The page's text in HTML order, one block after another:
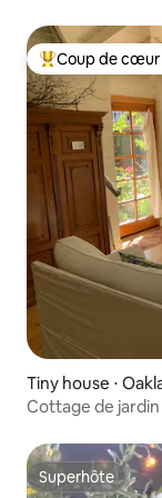
Coups de cœur
Coup de cœur
Tiny house ⋅
Cottage de
Superhôte
Superhôte